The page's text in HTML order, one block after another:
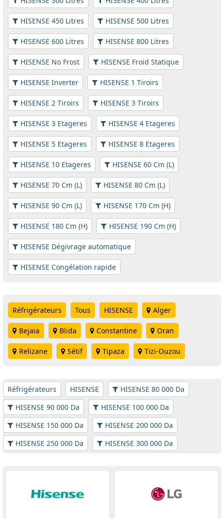
HISENSE 450 Litres HISENSE 500 Litres
HISENSE 600 Litres HISENSE 800 Litres
HISENSE No Frost HISENSE Froid Statique
HISENSE Inverter HISENSE 1 Tiroirs
HISENSE 2 Tiroirs HISENSE 3 Tiroirs
HISENSE 3 Etageres HISENSE 4 Etageres
HISENSE 5 Etageres HISENSE 8 Etageres
HISENSE 10 Etageres HISENSE 60 Cm (L)
HISENSE 70 Cm (L) HISENSE 80 Cm (L)
HISENSE 90 Cm (L) HISENSE 170 Cm (H)
HISENSE 180 Cm (H) HISENSE 190 Cm (H)
HISENSE Dégivrage automatique
HISENSE Congélation rapide
Réfrigérateurs Tous HISENSE Alger
Bejaia Blida Constantine Oran
Relizane Sétif Tipaza Tizi-Ouzou
Réfrigérateurs HISENSE
HISENSE 80 000 Da
HISENSE 90 000 Da
HISENSE 100 000 Da
HISENSE 150 000 Da
HISENSE 200 000 Da
HISENSE 250 000 Da
HISENSE 300 000 Da